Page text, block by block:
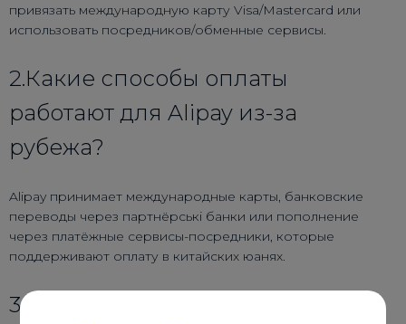
привязать международную карту Visa/Mastercard или
использовать посредников/обменные сервисы.
2.Какие способы оплаты
работают для Alipay из-за
рубежа?
Alipay принимает международные карты, банковские
переводы через партнёрські банки или пополнение
через платёжные сервисы-посредники, которые
поддерживают оплату в китайских юанях.
3.Нужна ли верификация